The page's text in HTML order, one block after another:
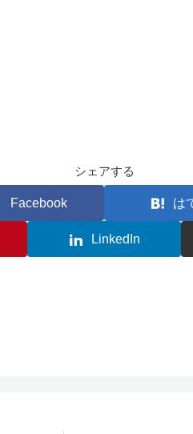
シェアする
Facebook は
LinkedIn